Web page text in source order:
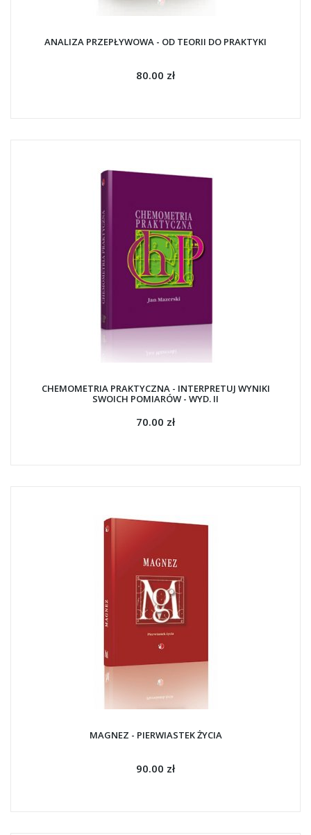
ANALIZA PRZEPŁYWOWA - OD TEORII DO PRAKTYKI
80.00 zł
CHEMOMETRIA PRAKTYCZNA - INTERPRETUJ WYNIKI
SWOICH POMIARÓW - WYD. II
70.00 zł
MAGNEZ - PIERWIASTEK ŻYCIA
90.00 zł